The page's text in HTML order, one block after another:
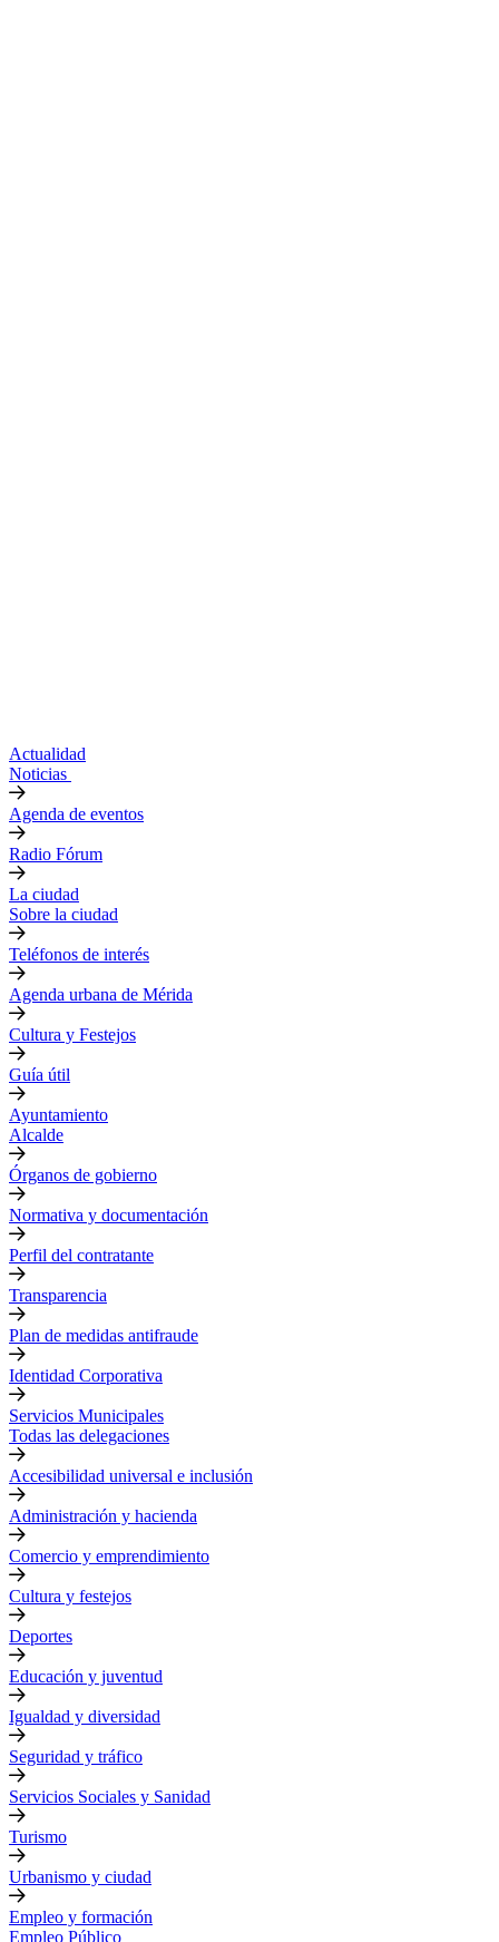
Actualidad
Noticias
Agenda de eventos
Radio Fórum
La ciudad
Sobre la ciudad
Teléfonos de interés
Agenda urbana de Mérida
Cultura y Festejos
Guía útil
Ayuntamiento
Alcalde
Órganos de gobierno
Normativa y documentación
Perfil del contratante
Transparencia
Plan de medidas antifraude
Identidad Corporativa
Servicios Municipales
Todas las delegaciones
Accesibilidad universal e inclusión
Administración y hacienda
Comercio y emprendimiento
Cultura y festejos
Deportes
Educación y juventud
Igualdad y diversidad
Seguridad y tráfico
Servicios Sociales y Sanidad
Turismo
Urbanismo y ciudad
Empleo y formación
Empleo Público